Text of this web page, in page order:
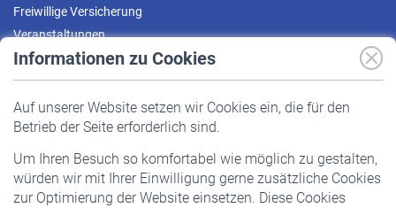
Informationen zu Cookies
Auf unserer Website setzen wir Cookies ein, die für den
Betrieb der Seite erforderlich sind.
Um Ihren Besuch so komfortabel wie möglich zu gestalten,
würden wir mit Ihrer Einwilligung gerne zusätzliche Cookies
zur Optimierung der Website einsetzen. Diese Cookies
Freiwillige Versicherung
Veranstaltungen
Pflichtversicherung
Staatliche Förderung
Veranstaltungen